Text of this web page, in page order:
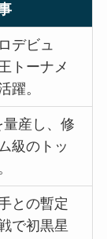
デビュ
トーナメ
躍。
量産し、修
級のトッ
との暫定
で初黒星